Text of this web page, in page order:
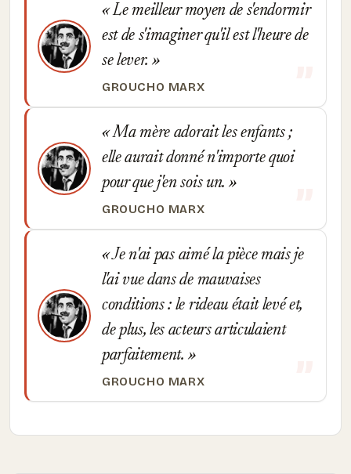
Le meilleur moyen de s'endormir
est de s'imaginer qu'il est l'heure de
se lever.
GROUCHO MARX
Ma mère adorait les enfants ;
elle aurait donné n'importe quoi
pour que j'en sois un.
GROUCHO MARX
Je n'ai pas aimé la pièce mais je
l'ai vue dans de mauvaises
conditions : le rideau était levé et,
de plus, les acteurs articulaient
parfaitement.
GROUCHO MARX